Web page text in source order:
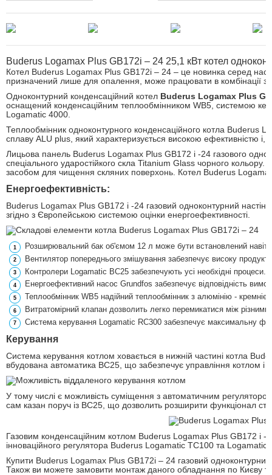
Buderus Logamax Plus GB172i – 24 25,1 кВт котел
Котел Buderus Logamax Plus GB172i – 24 – це новинка серед
призначений лише для опалення, може працювати в комбінації
Одноконтурний конденсаційний котел Buderus Logamax Plus
оснащений конденсаційним теплообмінником WB5, системою
Logamatic 4000.
Теплообмінник одноконтурного конденсаційного котла Buderus
сплаву ALU plus, який характеризується високою ефективністю і,
Лицьова панель Buderus Logamax Plus GB172 i -24 газового
спеціального ударостійкого скла Titanium Glass чорного
засобом для чищення скляних поверхонь. Котел Buderus
Енергоефективність:
Buderus Logamax Plus GB172 i -24 газовий одноконтурний
згідно з Європейською системою оцінки енергоефективності.
Розширювальний бак об'ємом 12 л може бути встановлений
Вентилятор попереднього змішування забезпечує високу
Контролери Logamatic BC25 забезпечують усі необхідні процеси.
Енергоефективний насос Grundfos забезпечує відповідність
Теплообмінник WB5 надійний теплообмінник з алюмінію -
Витратомірний клапан дозволить легко перемикатися між різними
Система керування Logamatic RC300 забезпечує максимальну
Керування
Система керування котлом ховається в нижній частині котла
вбудована автоматика BC25, що забезпечує управління котлом і
У тому числі є можливість суміщення з автоматичним
сам казан поруч із BC25, що дозволить розширити функціонал
Газовим конденсаційним котлом Buderus Logamax Plus GB172 i -
інноваційного регулятора Buderus Logamatic TC100 та Logamatic
Купити Buderus Logamax Plus GB172i – 24 газовий
Також ви можете замовити монтаж даного обладнання по Києву та